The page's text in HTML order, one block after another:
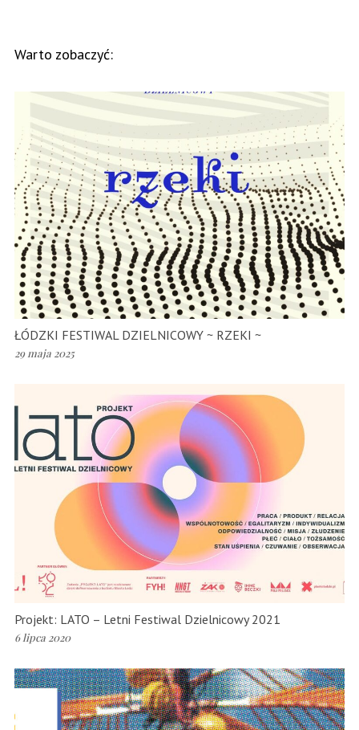
Warto zobaczyć:
ŁÓDZKI FESTIWAL DZIELNICOWY ~ RZEKI ~
29 maja 2025
Projekt: LATO – Letni Festiwal Dzielnicowy 2021
6 lipca 2020